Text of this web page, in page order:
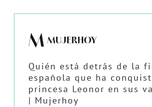
Quién está detrás de la
española que ha
princesa Leonor en sus
| Mujerhoy